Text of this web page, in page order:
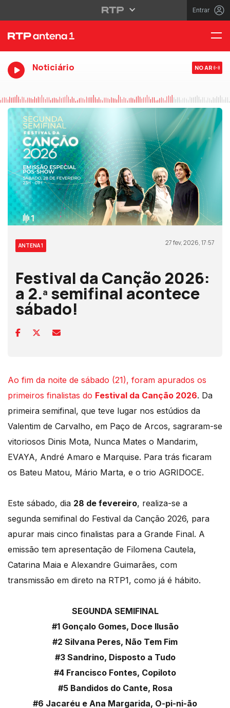
Entrar
Noticiário NO AR
ANTENA 1 27 fev, 2026, 17:57
Festival da Canção 2026:
a 2.ª semifinal acontece
sábado!
Ao fim da noite de sábado (21), foram apurados os
primeiros finalistas do Festival da Canção 2026. Da
primeira semifinal, que teve lugar nos estúdios da
Valentim de Carvalho, em Paço de Arcos, sagraram-se
vitoriosos Dinis Mota, Nunca Mates o Mandarim,
EVAYA, André Amaro e Marquise. Para trás ficaram
os Bateu Matou, Mário Marta, e o trio AGRIDOCE.
Este sábado, dia 28 de fevereiro, realiza-se a
segunda semifinal do Festival da Canção 2026, para
apurar mais cinco finalistas para a Grande Final. A
emissão tem apresentação de Filomena Cautela,
Catarina Maia e Alexandre Guimarães, com
transmissão em direto na RTP1, como já é hábito.
SEGUNDA SEMIFINAL
#1 Gonçalo Gomes, Doce Ilusão
#2 Silvana Peres, Não Tem Fim
#3 Sandrino, Disposto a Tudo
#4 Francisco Fontes, Copiloto
#5 Bandidos do Cante, Rosa
#6 Jacaréu e Ana Margarida, O-pi-ni-ão